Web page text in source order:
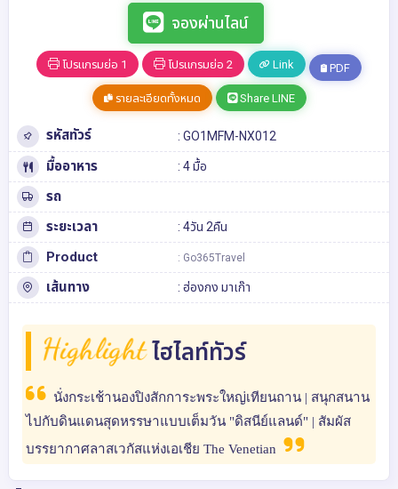
จองผ่านไลน์
โปรแกรมย่อ 1 โปรแกรมย่อ 2 Link PDF
รายละเอียดทั้งหมด Share LINE
รหัสทัวร์ : GO1MFM-NX012
มื้ออาหาร : 4 มื้อ
รถ
ระยะเวลา
: 4วัน 2คืน
Product : Go365Travel
เส้นทาง : ฮ่องกง มาเก๊า
Highlight ไฮไลท์ทัวร์
นั่งกระเช้านองปิงสักการะพระใหญ่เทียนถาน | สนุกสนาน
ไปกับดินแดนสุดหรรษาแบบเต็มวัน "ดิสนีย์แลนด์" | สัมผัส
บรรยากาศลาสเวกัสแห่งเอเชีย The Venetian